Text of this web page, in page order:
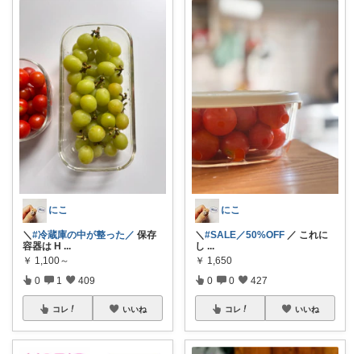
にこ
＼#冷蔵庫の中が整った／ 保存
容器は H ...
￥ 1,100～
0 1 409
コレ いいね
にこ
＼#SALE／50%OFF ／ これに
し ...
￥ 1,650
0 0 427
コレ いいね